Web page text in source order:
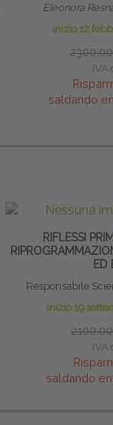
Eleonora
inizio 12
IVA
saldando
RIFLESSI
ED
Responsabile
inizio 19
IVA
saldando